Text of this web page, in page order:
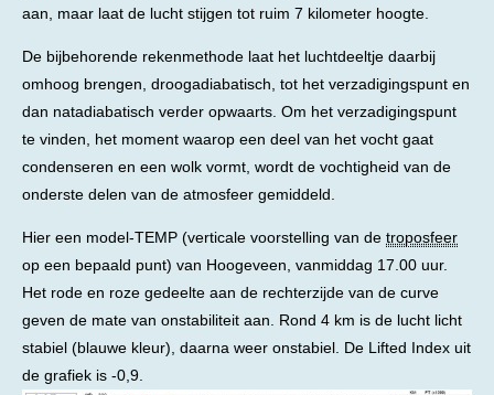
aan, maar laat de lucht stijgen tot ruim 7 kilometer hoogte.
De bijbehorende rekenmethode laat het luchtdeeltje daarbij
omhoog brengen, droogadiabatisch, tot het verzadigingspunt en
dan natadiabatisch verder opwaarts. Om het verzadigingspunt
te vinden, het moment waarop een deel van het vocht gaat
condenseren en een wolk vormt, wordt de vochtigheid van de
onderste delen van de atmosfeer gemiddeld.
Hier een model-TEMP (verticale voorstelling van de troposfeer
op een bepaald punt) van Hoogeveen, vanmiddag 17.00 uur.
Het rode en roze gedeelte aan de rechterzijde van de curve
geven de mate van onstabiliteit aan. Rond 4 km is de lucht licht
stabiel (blauwe kleur), daarna weer onstabiel. De Lifted Index uit
de grafiek is -0,9.